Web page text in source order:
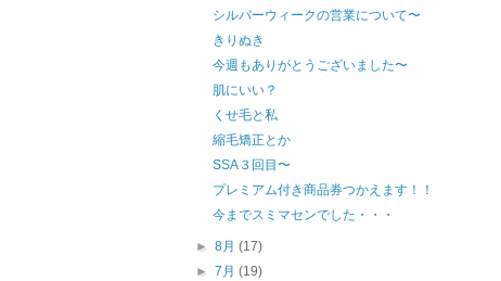
シルバーウィークの営業について〜
きりぬき
今週もありがとうございました〜
肌にいい？
くせ毛と私
縮毛矯正とか
SSA３回目〜
プレミアム付き商品券つかえます！！
今までスミマセンでした・・・
►8月(17)
►7月(19)